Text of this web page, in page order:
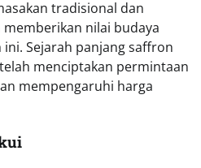
tradisional dan
nilai budaya
Sejarah panjang saffron
menciptakan permintaan
mempengaruhi harga